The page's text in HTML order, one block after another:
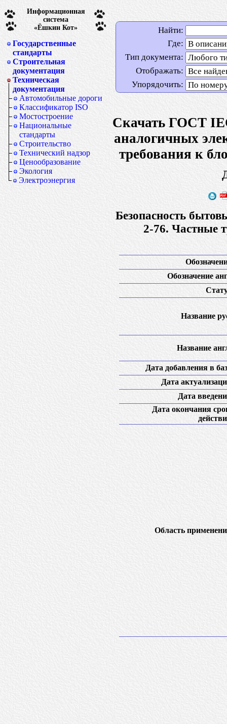
Информационная
система
«Ёшкин Кот»
Государственные
стандарты
Строительная
документация
Техническая
документация
Автомобильные дороги
Классификатор ISO
Мостостроение
Национальные
стандарты
Строительство
Технический надзор
Ценообразование
Экология
Электроэнергия
Найти:
Где:
Тип документа:
Отображать:
Упорядочить:
Скачать ГОСТ
аналогичных
требования к
Безопасность
2-76. Частные
Обозначение
Название
Название
Дата добавления в
Дата
Дата
Дата окончания
Область